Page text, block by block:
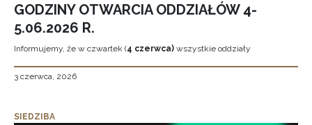
GODZINY OTWARCIA ODDZIAŁÓW 4-
5.06.2026 R.
Informujemy, że w czwartek (4 czerwca) wszystkie oddziały
3 czerwca, 2026
SIEDZIBA